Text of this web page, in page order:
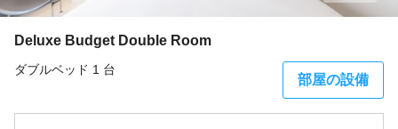
Deluxe Budget Double Room
ダブルベッド 1 台
部屋の設備